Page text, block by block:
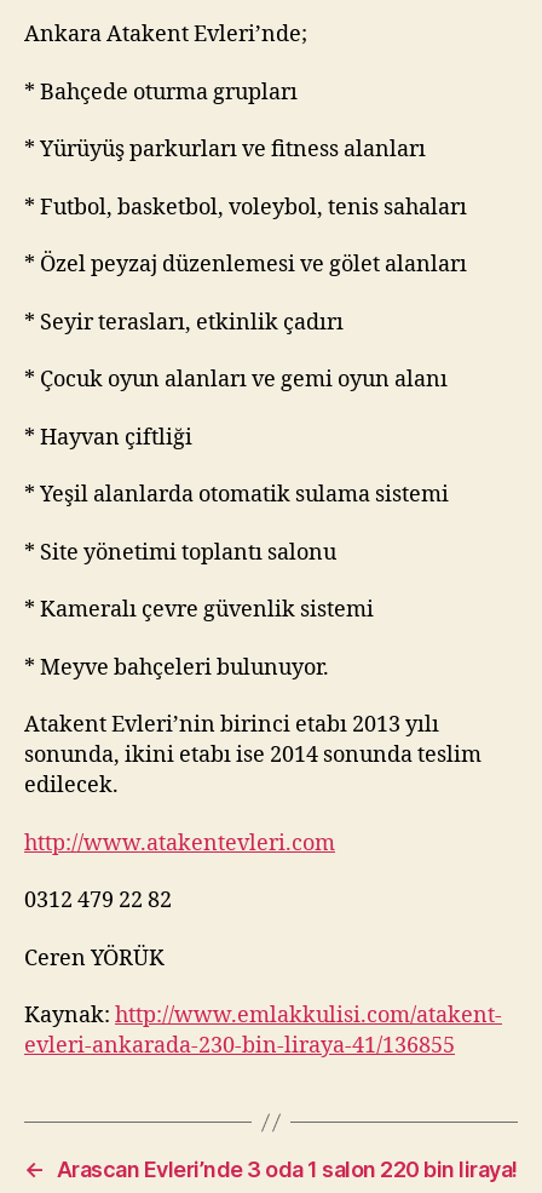
Ankara Atakent Evleri’nde;
* Bahçede oturma grupları
* Yürüyüş parkurları ve fitness alanları
* Futbol, basketbol, voleybol, tenis sahaları
* Özel peyzaj düzenlemesi ve gölet alanları
* Seyir terasları, etkinlik çadırı
* Çocuk oyun alanları ve gemi oyun alanı
* Hayvan çiftliği
* Yeşil alanlarda otomatik sulama sistemi
* Site yönetimi toplantı salonu
* Kameralı çevre güvenlik sistemi
* Meyve bahçeleri bulunuyor.
Atakent Evleri’nin birinci etabı 2013 yılı
sonunda, ikini etabı ise 2014 sonunda teslim
edilecek.
http://www.atakentevleri.com
0312 479 22 82
Ceren YÖRÜK
Kaynak: http://www.emlakkulisi.com/atakent-
evleri-ankarada-230-bin-liraya-41/136855
←
Arascan Evleri’nde 3 oda 1 salon 220 bin liraya!